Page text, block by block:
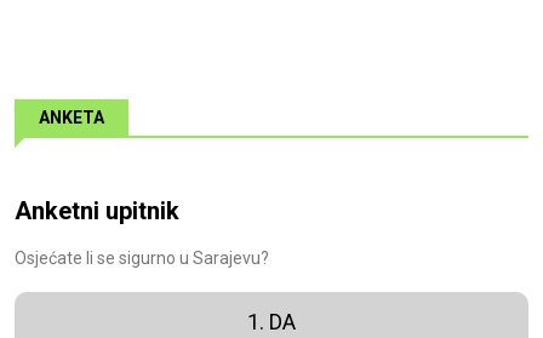
ANKETA
Anketni upitnik
Osjećate li se sigurno u Sarajevu?
1. DA